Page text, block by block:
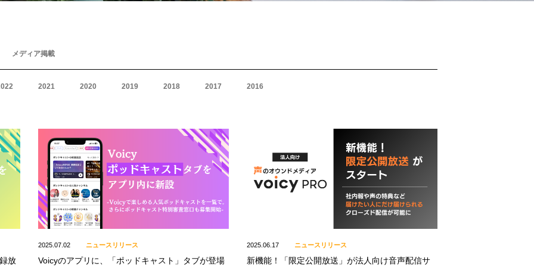
メディア掲載
2021 2020 2019 2018 2017 2016
放
2025.07.02 ニュースリリース
Voicyのアプリに、「ポッドキャスト」タブが登場
2025.06.17 ニュースリリース
新機能！「限定公開放送」が法人向け音声配信サ